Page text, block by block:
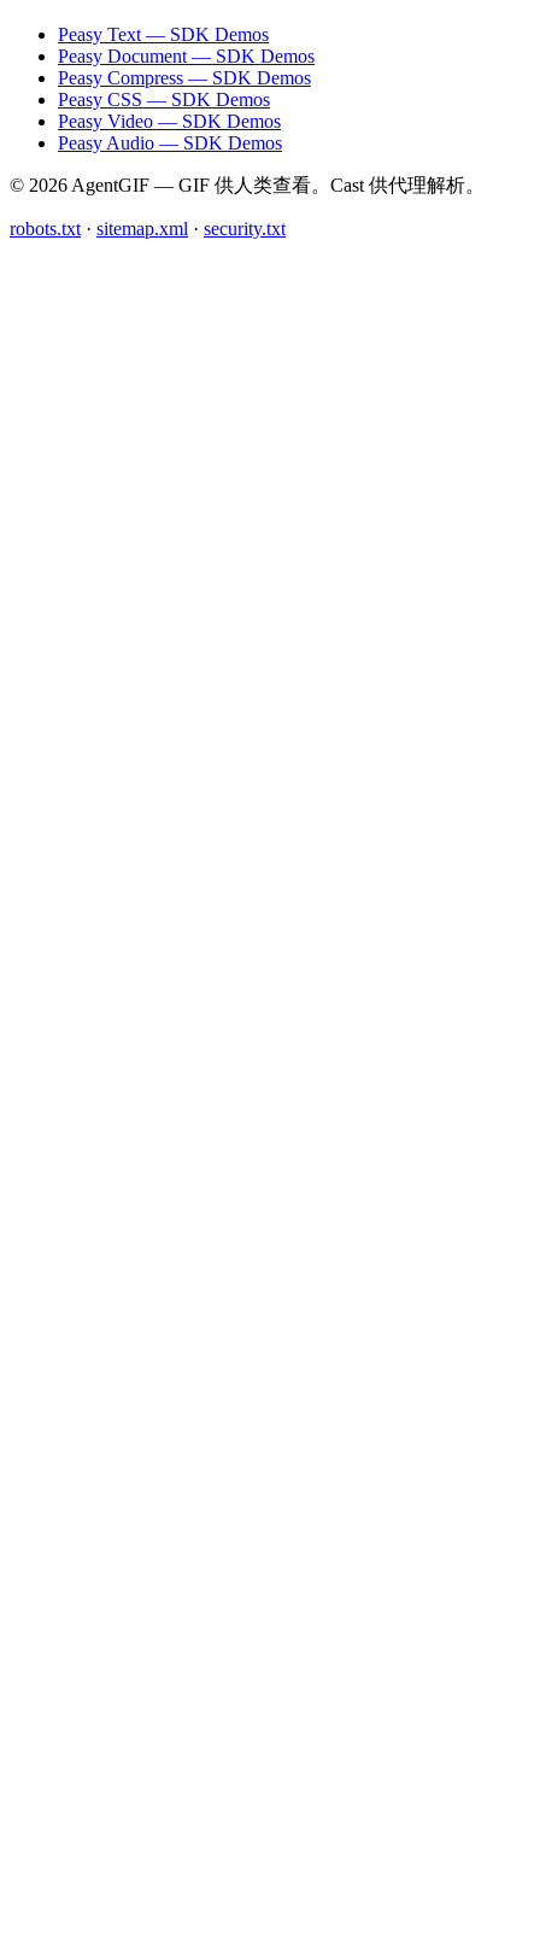
Peasy Text — SDK Demos
Peasy Document — SDK Demos
Peasy Compress — SDK Demos
Peasy CSS — SDK Demos
Peasy Video — SDK Demos
Peasy Audio — SDK Demos
© 2026 AgentGIF — GIF 供人类查看。Cast 供代理解析。
robots.txt · sitemap.xml · security.txt